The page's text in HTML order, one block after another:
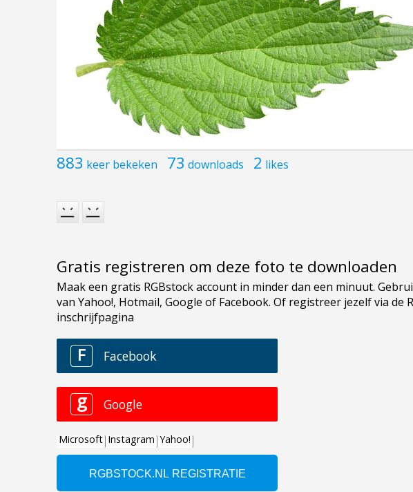
883 keer bekeken 73 downloads 2 likes
Gratis registreren om deze foto te downloaden